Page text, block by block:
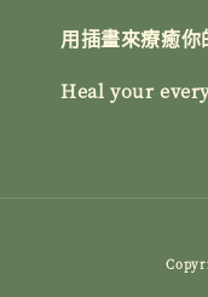
用插畫來療癒你
Heal your